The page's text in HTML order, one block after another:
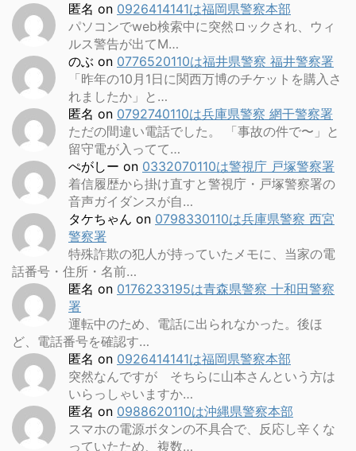
匿名 on 0926414141は福岡県警察本部
パソコンでweb検索中に突然ロックされ、ウィ
ルス警告が出てM…
のぶ on 0776520110は福井県警察 福井警察署
「昨年の10月1日に関西万博のチケットを購入さ
れましたか」と…
匿名 on 0792740110は兵庫県警察 網干警察署
ただの間違い電話でした。 「事故の件で〜」と
留守電が入ってて…
ぺがしー on 0332070110は警視庁 戸塚警察署
着信履歴から掛け直すと警視庁・戸塚警察署の
音声ガイダンスが自…
タケちゃん on 0798330110は兵庫県警察 西宮
警察署
特殊詐欺の犯人が持っていたメモに、当家の電
話番号・住所・名前…
匿名 on 0176233195は青森県警察 十和田警察
署
運転中のため、電話に出られなかった。後ほ
ど、電話番号を確認す…
匿名 on 0926414141は福岡県警察本部
突然なんですが そちらに山本さんという方は
いらっしゃいますか…
匿名 on 0988620110は沖縄県警察本部
スマホの電源ボタンの不具合で、反応し辛くな
っていたため、複数…